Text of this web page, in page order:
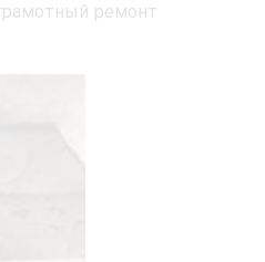
ремонт